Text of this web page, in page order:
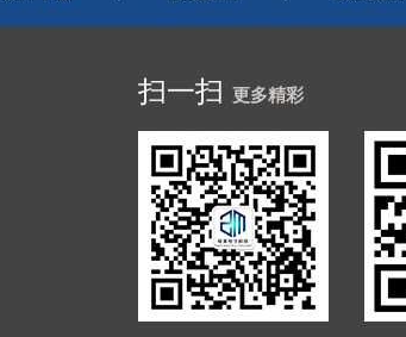
扫一扫 更多精彩